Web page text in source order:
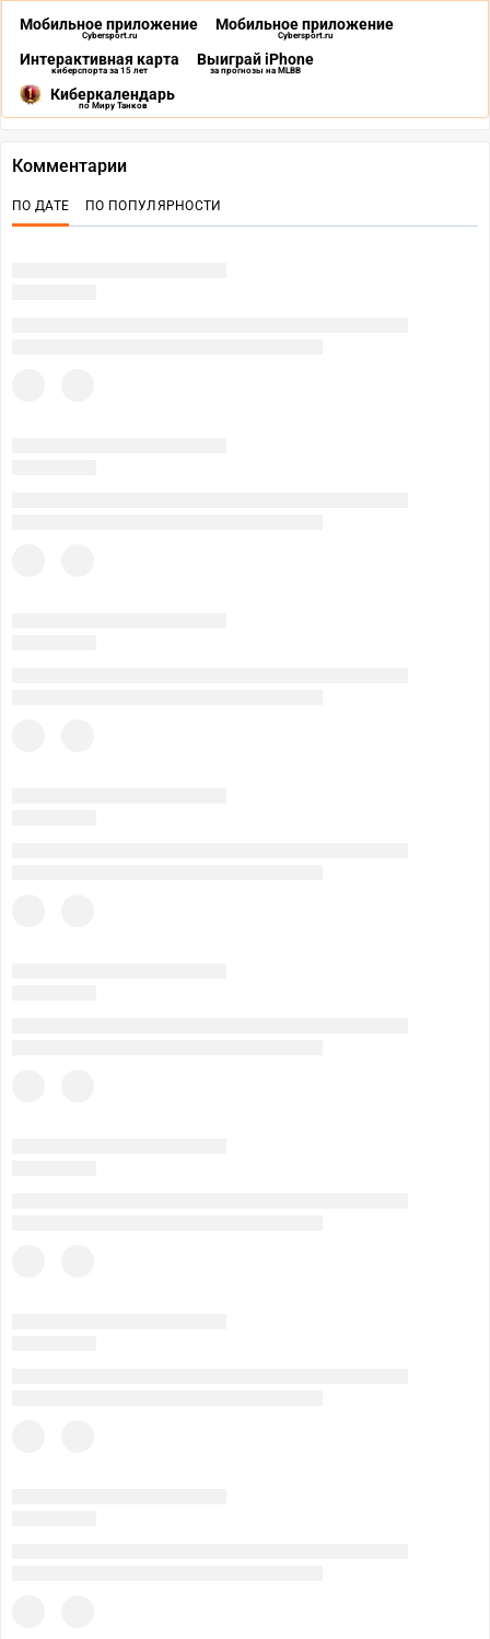
Мобильное приложение
Cybersport.ru
Мобильное приложение
Cybersport.ru
Интерактивная карта
киберспорта за 15 лет
Выиграй iPhone
за прогнозы на MLBB
Киберкалендарь
по Миру Танков
Комментарии
ПО ДАТЕ ПО ПОПУЛЯРНОСТИ